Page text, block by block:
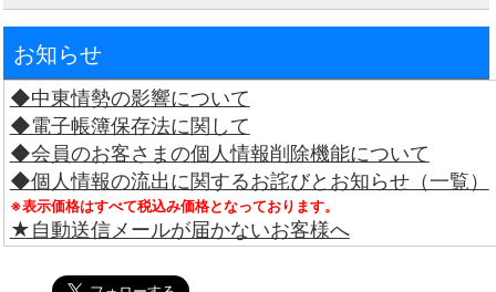
お知らせ
◆中東情勢の影響について
◆電子帳簿保存法に関して
◆会員のお客さまの個人情報削除機能について
◆個人情報の流出に関するお詫びとお知らせ（一覧）
※表示価格はすべて税込み価格となっております。
★自動送信メールが届かないお客様へ